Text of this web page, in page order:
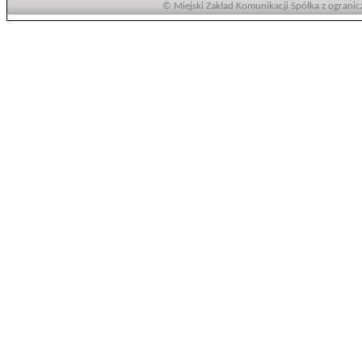
© Miejski Zakład Komunikacji Spółka z